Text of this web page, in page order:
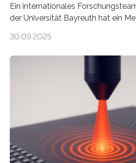
Ein internationales
der Universität Bayreuth hat ein
Dadurch ist es in der Lage, eine
Nichtmetallen vorkommt und
Sensorik und Elektrotechnik von
Erkenntnisse berichten die
the American Chemical Society.
Materialien, die gleichzeitig Strom
beeinflussen können, sind für viele
Technologien…
30.09.2025